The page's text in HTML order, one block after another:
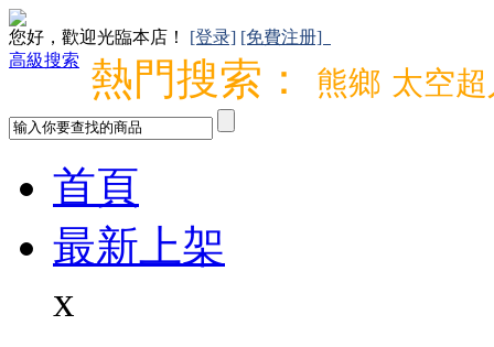
您好，歡迎光臨本店！ [登录] [免費注册]
高級搜索
熱門搜索： 熊鄉 太空
首頁
最新上架
x